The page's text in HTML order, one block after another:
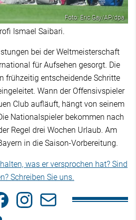
Foto: Eric Gay/AP/dpa
Ismael Saibari.
bei der Weltmeisterschaft
für Aufsehen gesorgt. Die
frühzeitig entscheidende Schritte
Wann der Offensivspieler
Club aufläuft, hängt von seinem
Nationalspieler bekommen nach
Regel drei Wochen Urlaub. Am
in die Saison-Vorbereitung.
was er versprochen hat? Sind
Schreiben Sie uns.